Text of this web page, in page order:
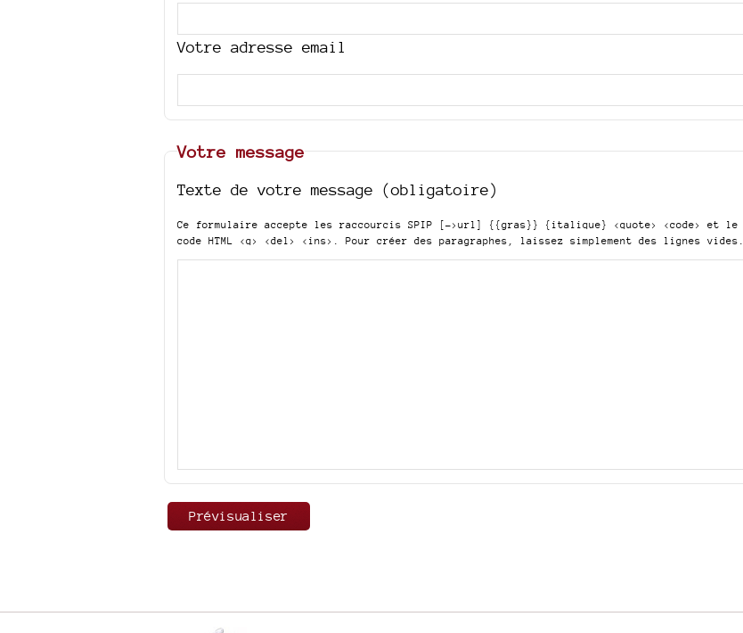
Votre adresse email
Votre message
Texte de votre message (obligatoire)
Ce formulaire accepte les raccourcis SPIP [->url] {{gras}} {italique} <quote> <code>
et le
code HTML <q> <del> <ins> . Pour créer des paragraphes, laissez simplement des lignes vides.